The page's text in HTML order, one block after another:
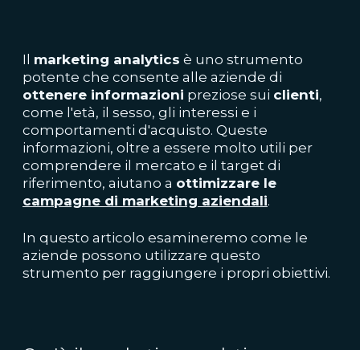
Il marketing analytics è uno strumento
potente che consente alle aziende di
ottenere informazioni preziose sui clienti,
come l'età, il sesso, gli interessi e i
comportamenti d'acquisto. Queste
informazioni, oltre a essere molto utili per
comprendere il mercato e il target di
riferimento, aiutano a ottimizzare le
campagne di marketing aziendali.
In questo articolo esamineremo come le
aziende possono utilizzare questo
strumento per raggiungere i propri obiettivi.